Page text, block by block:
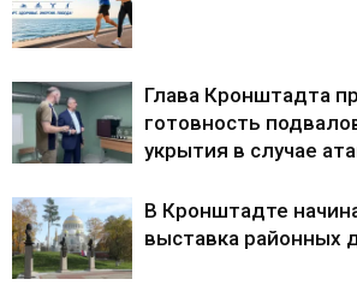
Глава Кронштадта
готовность
укрытия в случае
В Кронштадте
выставка районных